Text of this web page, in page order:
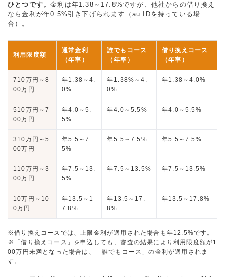
ひとつです。金利は年1.38～17.8%ですが、他社からの借り換え
なら金利が年0.5%引き下げられます（au IDを持っている場
合）。
利用限度額
通常金利
（年率）
誰でもコース
（年率）
借り換えコース
（年率）
710万円～8
00万円
年1.38～4.
0%
年1.38%～4.
0%
年1.38～4.0%
510万円～7
00万円
年4.0～5.
5%
年4.0～5.5% 年4.0～5.5%
310万円～5
00万円
年5.5～7.
5%
年5.5～7.5% 年5.5～7.5%
110万円～3
00万円
年7.5～13.
5%
年7.5～13.5% 年7.5～13.5%
10万円～10
0万円
年13.5～1
7.8%
年13.5～17.
8%
年13.5～17.8%
※借り換えコースでは、上限金利が適用された場合も年12.5%です。
※「借り換えコース」を申込しても、審査の結果により利用限度額が1
00万円未満となった場合は、「誰でもコース」の金利が適用されま
す。